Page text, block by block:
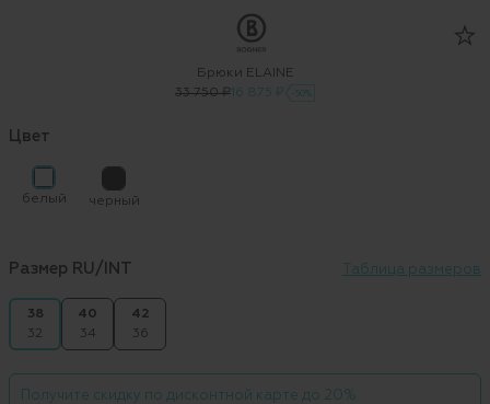
Брюки ELAINE
33 750 ₽ 16 875 ₽ -50%
Цвет
белый черный
Размер RU/INT Таблица размеров
38
32
40
34
42
36
Получите скидку по дисконтной карте до 20%